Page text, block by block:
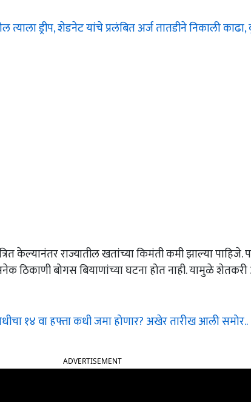
ड्रीप, शेडनेट यांचे प्रलंबित अर्ज तातडीने निकाली काढा,
केल्यानंतर राज्यातील खतांच्या किमंती कमी झाल्या
ठिकाणी बोगस बियाणांच्या घटना होत नाही. यामुळे
१४ वा हफ्ता कधी जमा होणार? अखेर तारीख आली समोर..